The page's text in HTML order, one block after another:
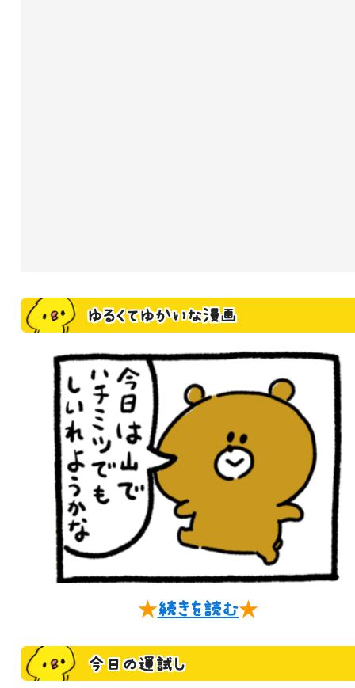
ゆるくてゆかいな漫画
★続きを読む★
今日の運試し